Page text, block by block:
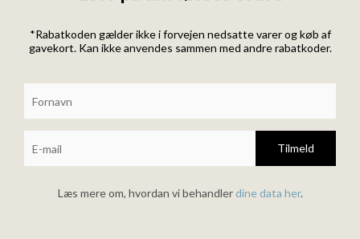
*Rabatkoden gælder ikke i forvejen nedsatte varer og køb af
gavekort. Kan ikke anvendes sammen med andre rabatkoder.
Tilmeld
Læs mere om, hvordan vi behandlerdine data her.